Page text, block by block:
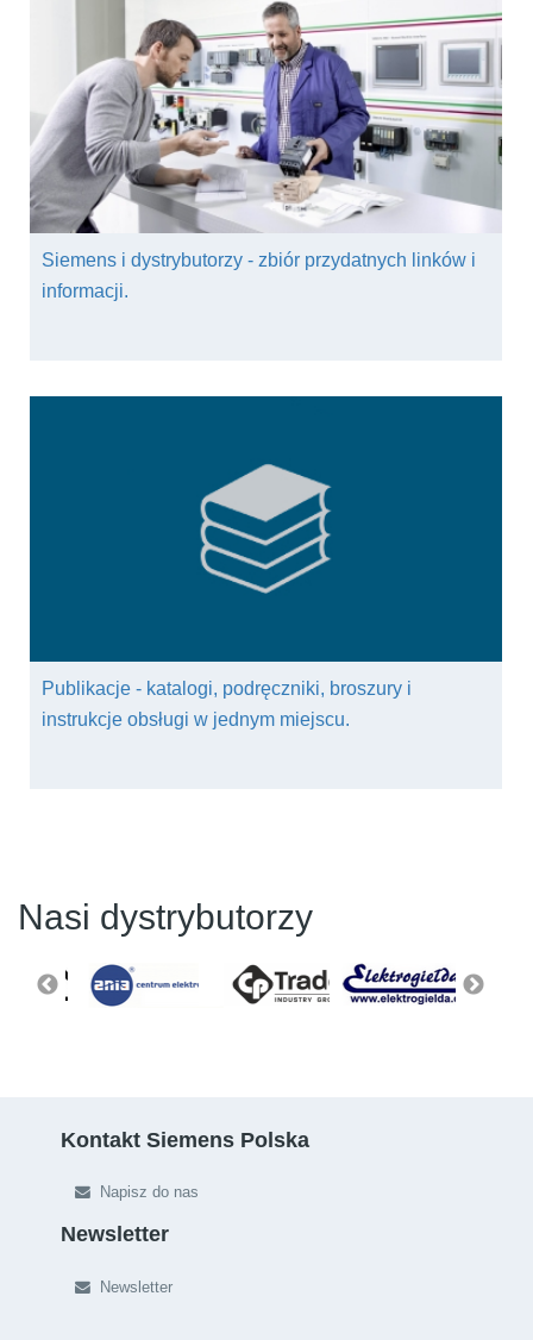
Siemens i dystrybutorzy - zbiór przydatnych linków i
informacji.
Publikacje - katalogi, podręczniki, broszury i
instrukcje obsługi w jednym miejscu.
Nasi dystrybutorzy
Kontakt Siemens Polska
Napisz do nas
Newsletter
Newsletter